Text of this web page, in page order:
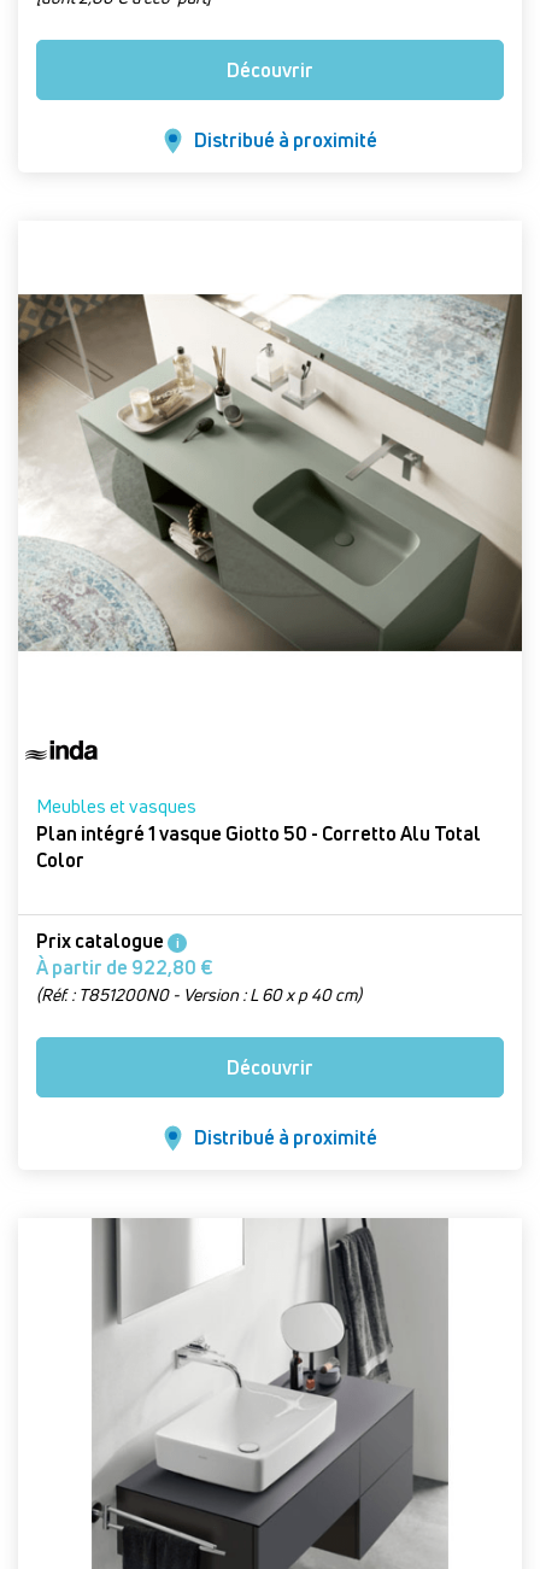
Découvrir
Distribué à proximité
Meubles et vasques
Plan intégré 1 vasque Giotto 50 - Corretto Alu Total
Color
Prix catalogue i
À partir de 922,80 €
(Réf. : T851200N0 - Version : L 60 x p 40 cm)
Découvrir
Distribué à proximité